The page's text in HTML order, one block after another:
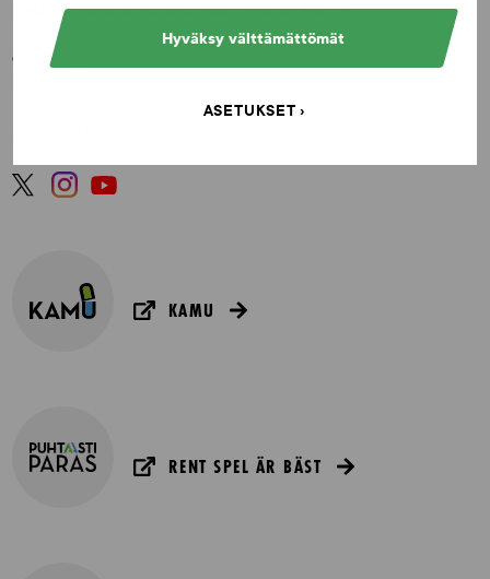
Hyväksy välttämättömät
ASETUKSET
Finlands centrum för etik inom idrotten FCEI rf
Gjuterivägen 10
KAMU
RENT SPEL ÄR BÄST